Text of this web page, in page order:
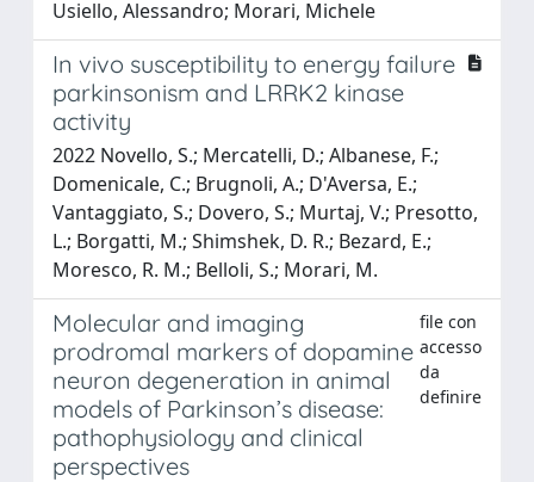
Usiello, Alessandro; Morari, Michele
In vivo susceptibility to energy failure
parkinsonism and LRRK2 kinase
activity
2022 Novello, S.; Mercatelli, D.; Albanese, F.;
Domenicale, C.; Brugnoli, A.; D'Aversa, E.;
Vantaggiato, S.; Dovero, S.; Murtaj, V.; Presotto,
L.; Borgatti, M.; Shimshek, D. R.; Bezard, E.;
Moresco, R. M.; Belloli, S.; Morari, M.
Molecular and imaging
prodromal markers of dopamine
neuron degeneration in animal
models of Parkinson’s disease:
pathophysiology and clinical
perspectives
file con
accesso
da
definire